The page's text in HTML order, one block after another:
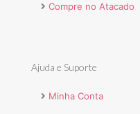
Compre no Atacado
Ajuda e Suporte
Minha Conta